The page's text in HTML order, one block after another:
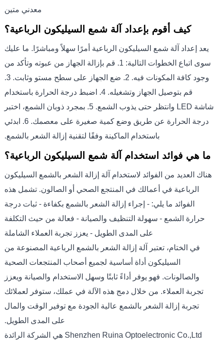
معدني متين
كيف أقوم بإعداد آلة شمع السيليكون الرباعية؟
يعد إعداد آلة شمع السيليكون الرباعية أمرًا سهلاً ومباشرًا. ما عليك
سوى اتباع الخطوات التالية: 1. قم بإزالة الجهاز من عبوته وتأكد من
وجود كافة المكونات فيه. 2. ضع الجهاز على سطح مستو وثابت. 3.
قم بتوصيل الجهاز وتشغيله. 4. اضبط درجة الحرارة باستخدام
شاشة LED وانتظر حتى يذوب الشمع. 5. بمجرد ذوبان الشمع، اختبر
درجة الحرارة عن طريق وضع كمية صغيرة على معصمك. 6. ابدئي
باستخدام الماكينة وفقًا لتقنية إزالة الشعر بالشمع.
ما هي فوائد استخدام آلة شمع السيليكون الرباعية؟
هناك العديد من الفوائد لاستخدام آلة إزالة الشعر بالشمع السيليكون
الرباعية في أعمالك في المنتجع الصحي أو الصالون. تشمل هذه
الفوائد ما يلي: - إجراء إزالة الشعر بالشمع بكفاءة - ثبات درجة
حرارة الشمع - سهولة التنظيف والصيانة - فعالة من حيث التكلفة
على المدى الطويل - يعزز تجربة العملاء الشاملة
في الختام، تعتبر آلة إزالة الشعر بالشمع الرباعية المصنوعة من
السيليكون أداة أساسية لجميع أصحاب المنتجعات الصحية
والصالونات. فهو يوفر أداءً ثابتًا وسهل الاستخدام والصيانة ويعزز
تجربة العملاء. من خلال دمج هذه الآلة في عملك، ستوفر لعملائك
تجربة إزالة الشعر بالشمع عالية الجودة مع توفير الوقت والمال
على المدى الطويل.
Shenzhen Ruina Optoelectronic Co.,Ltd هي الشركة الرائدة